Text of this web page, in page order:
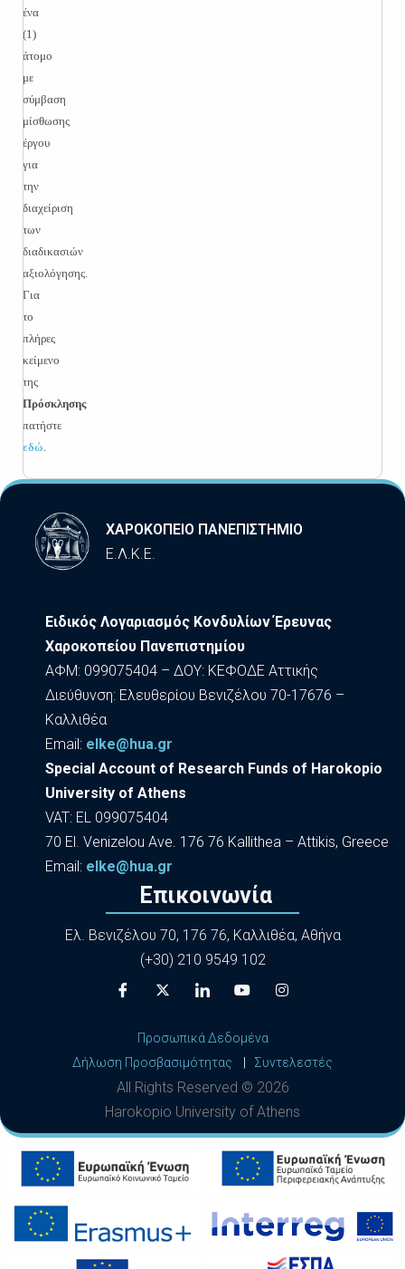
ένα
(1)
άτομο
με
σύμβαση
μίσθωσης
έργου
για
την
διαχείριση
των
διαδικασιών
αξιολόγησης.
Για
το
πλήρες
κείμενο
της
Πρόσκλησης
πατήστε
εδώ.
ΧΑΡΟΚΟΠΕΙΟ ΠΑΝΕΠΙΣΤΗΜΙΟ
Ε.Λ.Κ.Ε.
Ειδικός Λογαριασμός Κονδυλίων Έρευνας
Χαροκοπείου Πανεπιστημίου
ΑΦΜ: 099075404 – ΔΟΥ: ΚΕΦΟΔΕ Αττικής
Διεύθυνση: Ελευθερίου Βενιζέλου 70-17676 –
Καλλιθέα
Εmail: elke@hua.gr
Special Account of Research Funds of Harokopio
University of Athens
VAT: EL 099075404
70 El. Venizelou Ave. 176 76 Kallithea – Attikis, Greece
Εmail: elke@hua.gr
Επικοινωνία
Ελ. Βενιζέλου 70, 176 76, Καλλιθέα, Αθήνα
(+30) 210 9549 102
Προσωπικά Δεδομένα
Δήλωση Προσβασιμότητας
Συντελεστές
All Rights Reserved © 2026
Harokopio University of Athens